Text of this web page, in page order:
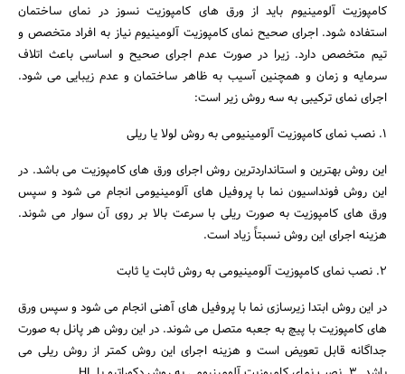
کامپوزیت آلومینیوم باید از ورق های کامپوزیت نسوز در نمای ساختمان
استفاده شود. اجرای صحیح نمای کامپوزیت آلومینیوم نیاز به افراد متخصص و
تیم متخصص دارد. زیرا در صورت عدم اجرای صحیح و اساسی باعث اتلاف
سرمایه و زمان و همچنین آسیب به ظاهر ساختمان و عدم زیبایی می شود.
اجرای نمای ترکیبی به سه روش زیر است:
1. نصب نمای کامپوزیت آلومینیومی به روش لولا یا ریلی
این روش بهترین و استانداردترین روش اجرای ورق های کامپوزیت می باشد. در
این روش فونداسیون نما با پروفیل های آلومینیومی انجام می شود و سپس
ورق های کامپوزیت به صورت ریلی با سرعت بالا بر روی آن سوار می شوند.
هزینه اجرای این روش نسبتاً زیاد است.
2. نصب نمای کامپوزیت آلومینیومی به روش ثابت یا ثابت
در این روش ابتدا زیرسازی نما با پروفیل های آهنی انجام می شود و سپس ورق
های کامپوزیت با پیچ به جعبه متصل می شوند. در این روش هر پانل به صورت
جداگانه قابل تعویض است و هزینه اجرای این روش کمتر از روش ریلی می